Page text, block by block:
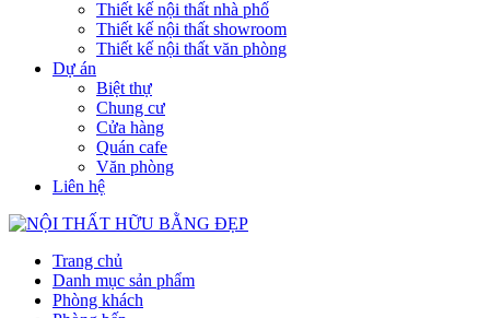
Thiết kế nội thất nhà phố
Thiết kế nội thất showroom
Thiết kế nội thất văn phòng
Dự án
Biệt thự
Chung cư
Cửa hàng
Quán cafe
Văn phòng
Liên hệ
Trang chủ
Danh mục sản phẩm
Phòng khách